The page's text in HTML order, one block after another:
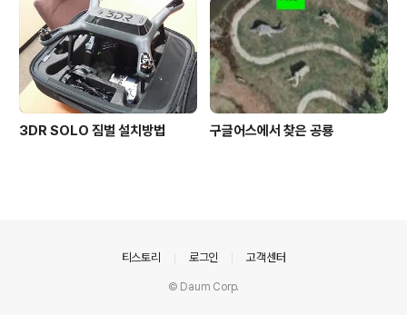
3DR SOLO 짐벌 설치방법 구글어스에서 찾은 공룡
티스토리 로그인 고객센터
© Daum Corp.